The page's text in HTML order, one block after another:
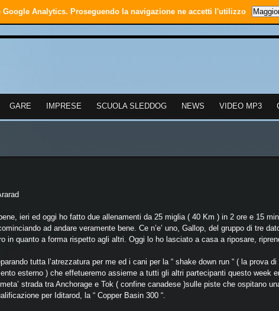
GARE IMPRESE SCUOLA SLEDDOG NEWS VIDEO MP3
ieri ed oggi ho fatto due allenamenti da 25 miglia ( 40 Km ) in 2 ore e 15
ad andare veramente bene. Ce n’e’ uno, Gallop, del gruppo di tre
in quanto a forma rispetto agli altri. Oggi lo ho lasciato a casa a riposare,
tutta l’atrezzatura per me ed i cani per la “ shake down run “ ( la prova
esterno ) che effetueremo assieme a tutti gli altri partecipanti questo week
strada tra Anchorage e Tok ( confine canadese )sulle piste che ospitano
per Iditarod, la “ Copper Basin 300 “.
Analytics. Proseguendo la navigazione ne accetti l'utilizzo